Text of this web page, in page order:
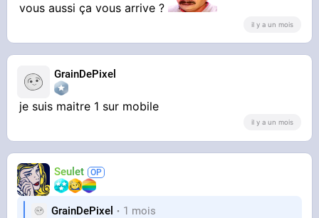
vous aussi ça vous arrive ?
il y a un mois
GrainDePixel
je suis maitre 1 sur mobile
il y a un mois
Seulet
GrainDePixel 1 mois